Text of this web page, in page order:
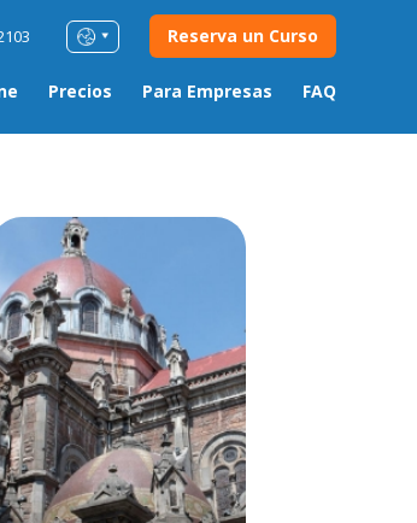
Precios Para Empresas FAQ
Reserva un Curso